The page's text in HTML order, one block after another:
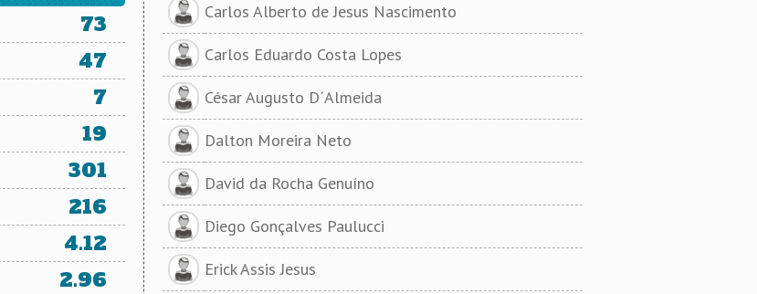
73
47
7
19
301
216
4.12
2.96
Carlos Alberto de Jesus Nascimento
Carlos Eduardo Costa Lopes
César Augusto D´Almeida
Dalton Moreira Neto
David da Rocha Genuíno
Diego Gonçalves Paulucci
Erick Assis Jesus